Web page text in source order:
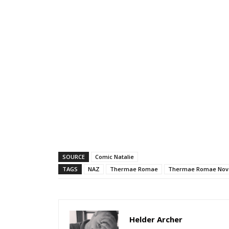
SOURCE
Comic Natalie
TAGS
NAZ Thermae Romae Thermae Romae
Helder Archer